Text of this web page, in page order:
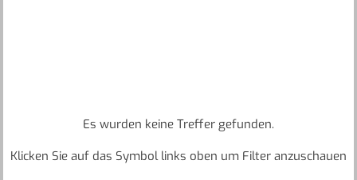
Es wurden keine Treffer gefunden.
Klicken Sie auf das Symbol links oben um Filter anzuschauen